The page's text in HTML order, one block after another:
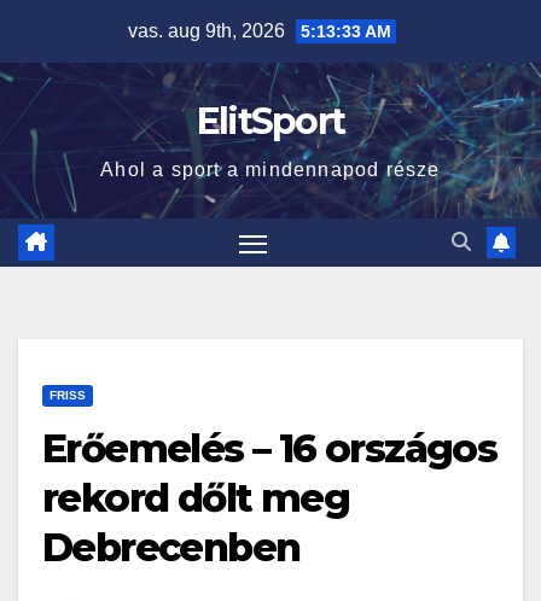
content
vas. aug 9th, 2026 5:13:33 AM
ElitSport
Ahol a sport a mindennapod része
FRISS
Erőemelés – 16 országos
rekord dőlt meg
Debrecenben